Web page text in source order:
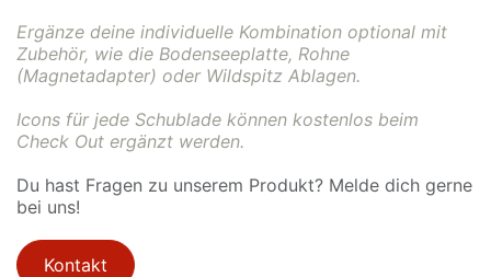
Ergänze deine individuelle Kombination optional mit
Zubehör, wie die Bodenseeplatte, Rohne
(Magnetadapter) oder Wildspitz Ablagen.
Icons für jede Schublade können kostenlos beim
Check Out ergänzt werden.
Du hast Fragen zu unserem Produkt? Melde dich gerne
bei uns!
Kontakt